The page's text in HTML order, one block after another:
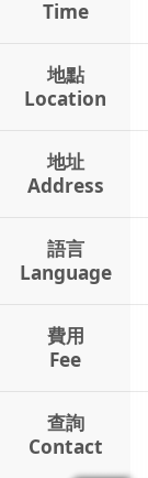
Time
地點
Location
地址
Address
語言
Language
費用
Fee
查詢
Contact